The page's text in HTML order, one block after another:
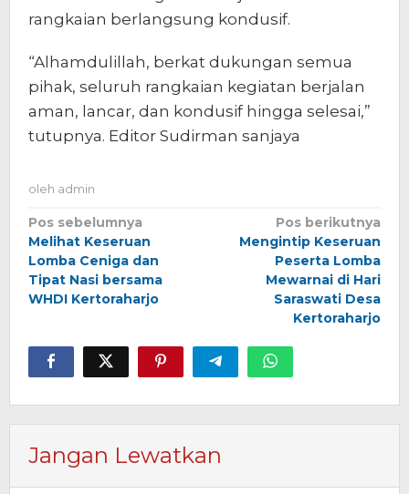
rangkaian berlangsung kondusif.
“Alhamdulillah, berkat dukungan semua
pihak, seluruh rangkaian kegiatan berjalan
aman, lancar, dan kondusif hingga selesai,”
tutupnya. Editor Sudirman sanjaya
oleh admin
Navigasi
pos
Pos sebelumnya
Melihat Keseruan
Lomba Ceniga dan
Tipat Nasi bersama
WHDI Kertoraharjo
Pos berikutnya
Mengintip Keseruan
Peserta Lomba
Mewarnai di Hari
Saraswati Desa
Kertoraharjo
Jangan Lewatkan